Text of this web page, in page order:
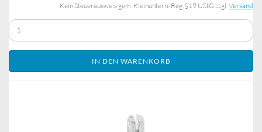
Kein Steuerausweis gem. Kleinuntern.-Reg. §19 UStG zzgl. Versand
IN DEN WARENKORB